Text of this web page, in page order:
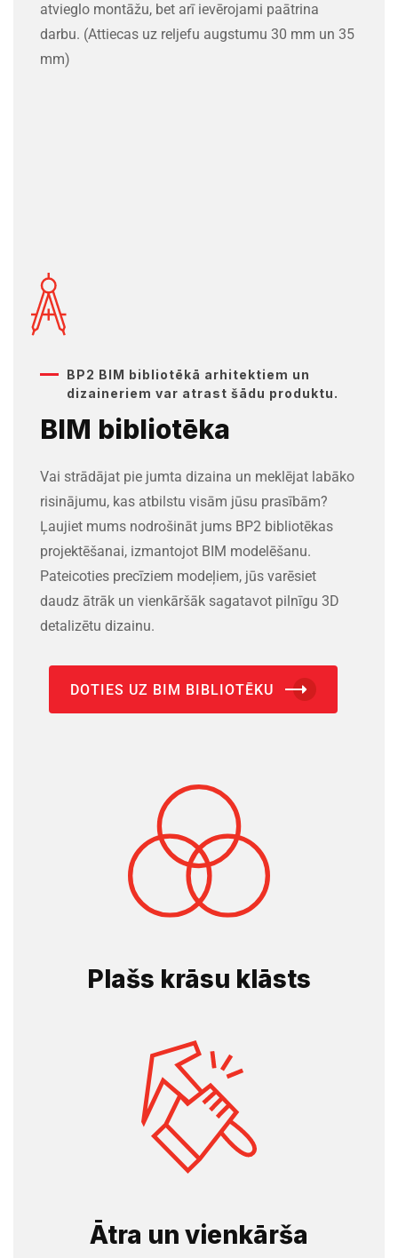
atvieglo montāžu, bet arī ievērojami paātrina
darbu. (Attiecas uz reljefu augstumu 30 mm un 35
mm)
BP2 BIM bibliotēkā arhitektiem un
dizaineriem var atrast šādu produktu.
BIM bibliotēka
Vai strādājat pie jumta dizaina un meklējat labāko
risinājumu, kas atbilstu visām jūsu prasībām?
Ļaujiet mums nodrošināt jums BP2 bibliotēkas
projektēšanai, izmantojot BIM modelēšanu.
Pateicoties precīziem modeļiem, jūs varēsiet
daudz ātrāk un vienkāršāk sagatavot pilnīgu 3D
detalizētu dizainu.
DOTIES UZ BIM BIBLIOTĒKU
Plašs krāsu klāsts
Ātra un vienkārša